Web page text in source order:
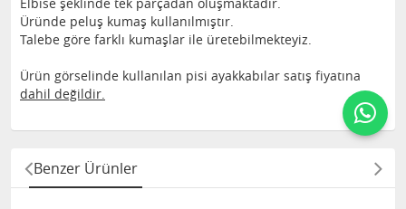
Üründe peluş kumaş kullanılmıştır.
Talebe göre farklı kumaşlar ile üretebilmekteyiz.
Ürün görselinde kullanılan pisi ayakkabılar satış fiyatına
dahil değildir.
Benzer Ürünler